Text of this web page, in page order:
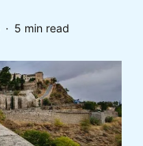
5 min read